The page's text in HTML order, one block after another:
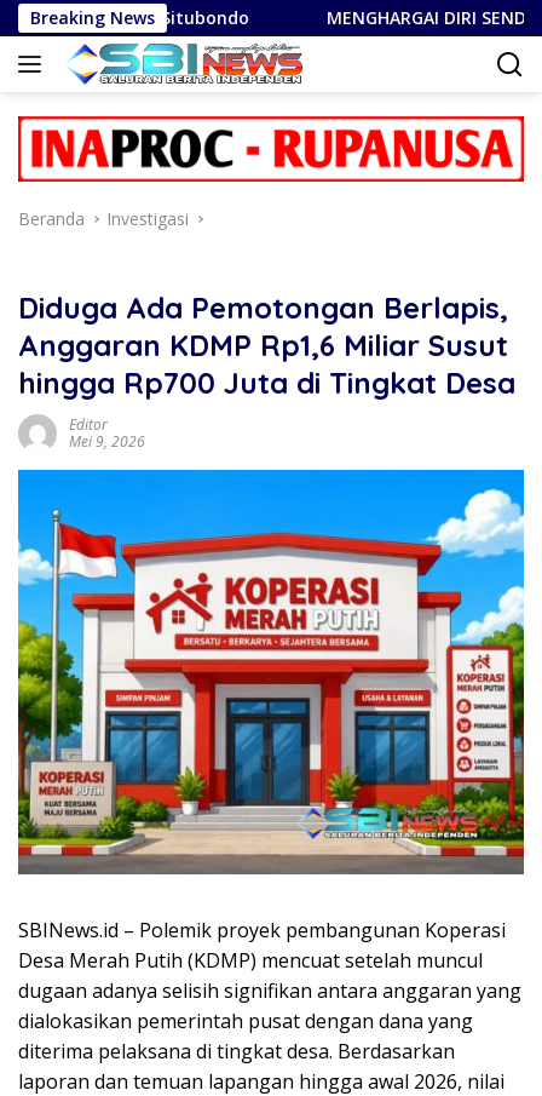
Langsung
ke
konten
Breaking News
Warga Situbondo MENGHARGAI DIRI SENDIRI:
Beranda Investigasi
Diduga Ada Pemotongan Berlapis,
Anggaran KDMP Rp1,6 Miliar Susut
hingga Rp700 Juta di Tingkat Desa
Editor
Mei 9, 2026
SBINews.id – Polemik proyek pembangunan Koperasi
Desa Merah Putih (KDMP) mencuat setelah muncul
dugaan adanya selisih signifikan antara anggaran yang
dialokasikan pemerintah pusat dengan dana yang
diterima pelaksana di tingkat desa. Berdasarkan
laporan dan temuan lapangan hingga awal 2026, nilai